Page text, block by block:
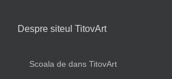
Despre siteul TitovArt
Scoala de dans TitovArt